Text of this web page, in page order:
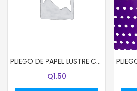
PLIEGO DE PAPEL LUSTRE COLOR AMARILLO
Q1.50